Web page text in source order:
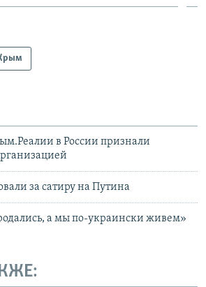
в России признали
за сатиру на Путина
а мы по-украински живем»